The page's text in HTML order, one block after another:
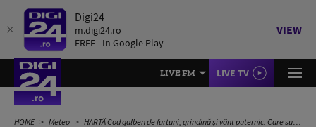
Digi24
m.digi24.ro
FREE - In Google Play
VIEW
LIVE FM LIVE TV
HOME Meteo HARTĂ Cod galben de furtuni, grindină și vânt puternic. Care sunt zonele vizate și cum va fi vremea în București